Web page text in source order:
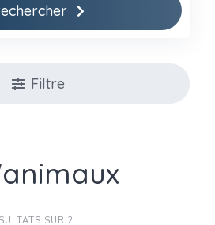
Filtre
SUR 2